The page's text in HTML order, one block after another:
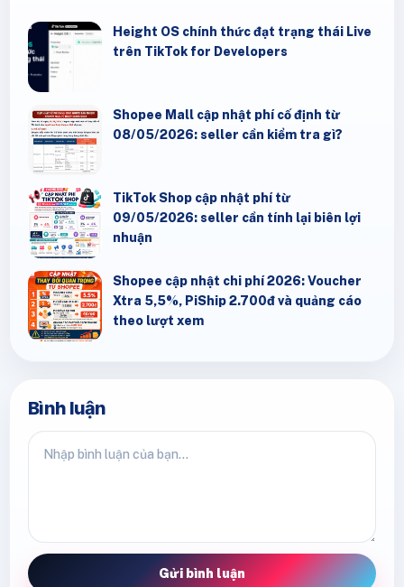
Height OS chính thức đạt trạng thái Live
trên TikTok for Developers
Shopee Mall cập nhật phí cố định từ
08/05/2026: seller cần kiểm tra gì?
TikTok Shop cập nhật phí từ
09/05/2026: seller cần tính lại biên lợi
nhuận
Shopee cập nhật chi phí 2026: Voucher
Xtra 5,5%, PiShip 2.700đ và quảng cáo
theo lượt xem
Bình luận
Gửi bình luận